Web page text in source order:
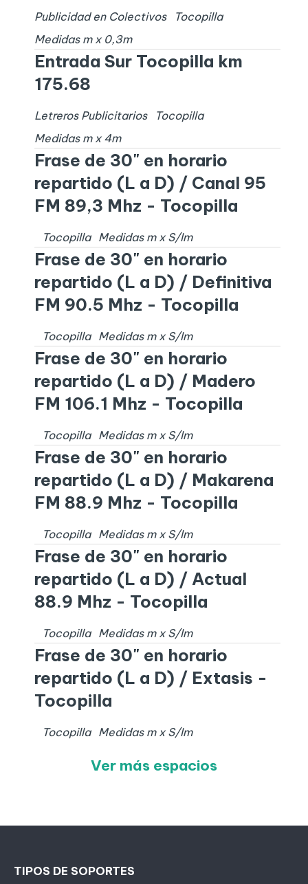
Publicidad en Colectivos
Tocopilla
Medidas m x 0,3m
Entrada Sur Tocopilla km
175.68
Letreros Publicitarios
Tocopilla
Medidas m x 4m
Frase de 30" en horario
repartido (L a D) / Canal 95
FM 89,3 Mhz - Tocopilla
Tocopilla Medidas m x S/Im
Frase de 30" en horario
repartido (L a D) / Definitiva
FM 90.5 Mhz - Tocopilla
Tocopilla Medidas m x S/Im
Frase de 30" en horario
repartido (L a D) / Madero
FM 106.1 Mhz - Tocopilla
Tocopilla Medidas m x S/Im
Frase de 30" en horario
repartido (L a D) / Makarena
FM 88.9 Mhz - Tocopilla
Tocopilla Medidas m x S/Im
Frase de 30" en horario
repartido (L a D) / Actual
88.9 Mhz - Tocopilla
Tocopilla Medidas m x S/Im
Frase de 30" en horario
repartido (L a D) / Extasis -
Tocopilla
Tocopilla Medidas m x S/Im
Ver más espacios
TIPOS DE SOPORTES